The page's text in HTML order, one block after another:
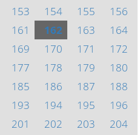
153 154 155
156
161 162 163
164
169 170 171
172
177 178 179
180
185 186 187
188
193 194 195
196
201 202 203
204